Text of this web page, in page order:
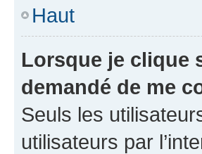
Haut
Lorsque je clique
demandé de me
Seuls les
utilisateurs par